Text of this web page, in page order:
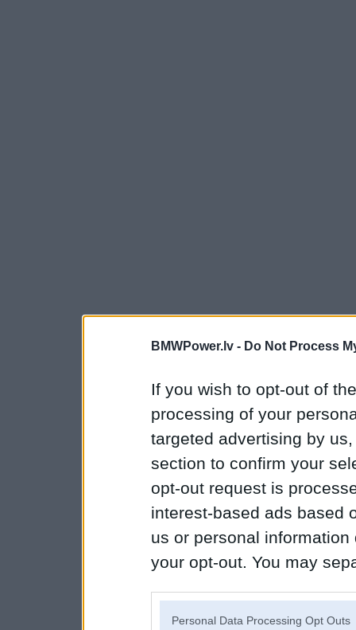
BMWPower.lv - Do Not Process
If you wish to opt-out of
processing of your
targeted advertising by
section to confirm your
opt-out request is
interest-based ads based
us or personal
your opt-out. You may
Personal Data Processing Opt Outs